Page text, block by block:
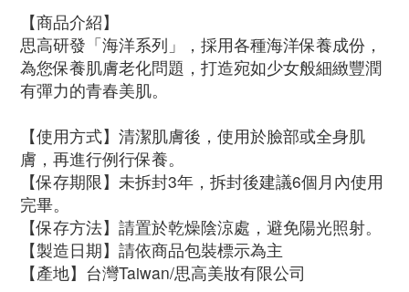
【商品介紹】
思高研發「海洋系列」，採用各種海洋保養成份，
為您保養肌膚老化問題，打造宛如少女般細緻豐潤
有彈力的青春美肌。
【使用方式】清潔肌膚後，使用於臉部或全身肌
膚，再進行例行保養。
【保存期限】未拆封3年，拆封後建議6個月內使用
完畢。
【保存方法】請置於乾燥陰涼處，避免陽光照射。
【製造日期】請依商品包裝標示為主
【產地】台灣Taiwan/思高美妝有限公司